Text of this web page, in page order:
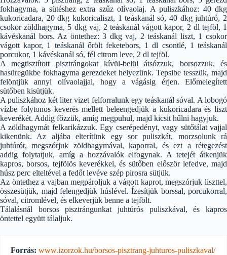
fokhagyma, a sütéshez extra szűz olívaolaj. A puliszkához: 40 dkg
kukoricadara, 20 dkg kukoricaliszt, 1 teáskanál só, 40 dkg juhtúró, 2
csokor zöldhagyma, 5 dkg vaj, 2 teáskanál vágott kapor, 2 dl tejföl, 1
kávéskanál bors. Az öntethez: 3 dkg vaj, 2 teáskanál liszt, 1 csokor
vágott kapor, 1 teáskanál őrölt feketebors, 1 dl csontlé, 1 teáskanál
porcukor, 1 kávéskanál só, fél citrom leve, 2 dl tejföl.
A megtisztított pisztrángokat kívül-belül átsózzuk, borsozzuk, és
hasüregükbe fokhagyma gerezdeket helyezünk. Tepsibe tesszük, majd
felöntjük annyi olívaolajjal, hogy a vágásig érjen. Előmelegített
sütőben kisütjük.
A puliszkához két liter vizet felforralunk egy teáskanál sóval. A lobogó
vízbe folytonos keverés mellett beleengedjük a kukoricadara és liszt
keverékét. Addig főzzük, amíg megpuhul, majd kicsit hűlni hagyjuk.
A zöldhagymát felkarikázzuk. Egy cserépedényt, vagy sütőtálat vajjal
kikenünk. Az aljába elterítünk egy sor puliszkát, morzsolunk rá
juhtúrót, megszórjuk zöldhagymával, kaporral, és ezt a rétegezést
addig folytatjuk, amíg a hozzávalók elfogynak. A tetejét átkenjük
kapros, borsos, tejfölös keverékkel, és sütőben először lefedve, majd
húsz perc elteltével a fedőt levéve szép pirosra sütjük.
Az öntethez a vajban megpároljuk a vágott kaprot, megszórjuk liszttel,
összesütjük, majd felengedjük húslével. Ízesítjük borssal, porcukorral,
sóval, citromlével, és elkeverjük benne a tejfölt.
Tálalásnál borsos pisztrángunkat juhtúrós puliszkával, és kapros
öntettel együtt tálaljuk.
Forrás: www.izorzok.hu/borsos-pisztrang-juhturos-puliszkaval/